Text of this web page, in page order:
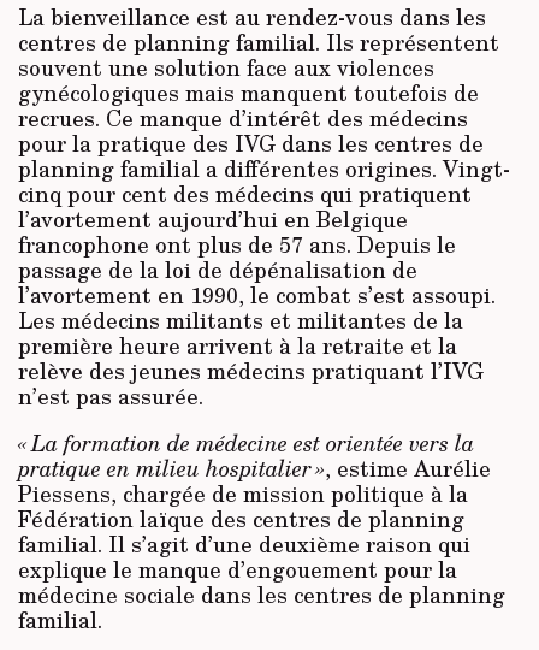
La bienveillance est au rendez-vous dans les
centres de planning familial. Ils représentent
souvent une solution face aux violences
gynécologiques mais manquent toutefois de
recrues. Ce manque d’intérêt des médecins
pour la pratique des IVG dans les centres de
planning familial a différentes origines. Vingt-
cinq pour cent des médecins qui pratiquent
l’avortement aujourd’hui en Belgique
francophone ont plus de 57 ans. Depuis le
passage de la loi de dépénalisation de
l’avortement en 1990, le combat s’est assoupi.
Les médecins militants et militantes de la
première heure arrivent à la retraite et la
relève des jeunes médecins pratiquant l’IVG
n’est pas assurée.
« La formation de médecine est orientée vers la
pratique en milieu hospitalier », estime Aurélie
Piessens, chargée de mission politique à la
Fédération laïque des centres de planning
familial. Il s’agit d’une deuxième raison qui
explique le manque d’engouement pour la
médecine sociale dans les centres de planning
familial.